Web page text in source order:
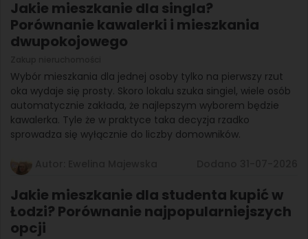
Jakie mieszkanie dla singla?
Porównanie kawalerki i mieszkania
dwupokojowego
Wybór mieszkania dla jednej osoby tylko na pierwszy rzut
oka wydaje się prosty. Skoro lokalu szuka singiel, wiele osób
automatycznie zakłada, że najlepszym wyborem będzie
kawalerka. Tyle że w praktyce taka decyzja rzadko
sprowadza się wyłącznie do liczby domowników.
Jakie mieszkanie dla studenta kupić w
Łodzi? Porównanie najpopularniejszych
opcji